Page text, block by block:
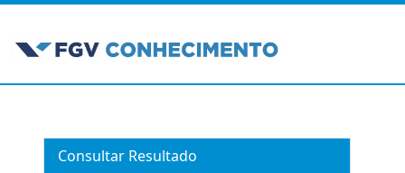
Consultar Resultado